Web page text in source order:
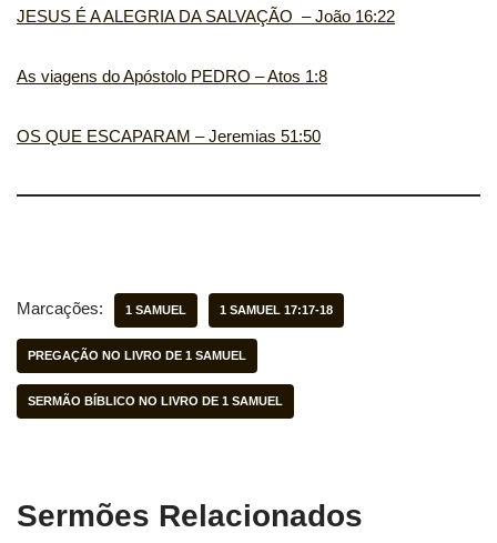
JESUS É A ALEGRIA DA SALVAÇÃO ‬ – João 16:22
As viagens do Apóstolo PEDRO – Atos 1:8
OS QUE ESCAPARAM – Jeremias 51:50
Marcações: 1 SAMUEL 1 SAMUEL 17:17-18
PREGAÇÃO NO LIVRO DE 1 SAMUEL
SERMÃO BÍBLICO NO LIVRO DE 1 SAMUEL
Sermões Relacionados